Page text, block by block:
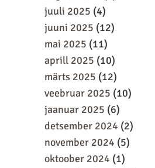
juuli 2025 (4)
juuni 2025 (12)
mai 2025 (11)
aprill 2025 (10)
märts 2025 (12)
veebruar 2025 (10)
jaanuar 2025 (6)
detsember 2024 (2)
november 2024 (5)
oktoober 2024 (1)